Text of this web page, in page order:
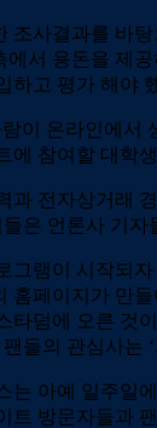
조사결과를 바
서 용돈을 제
하고 평가 해야
이 온라인에서
에 참여할 대학
과 전자상거래
은 언론사 기
그램이 시작되
홈페이지가 만
타덤에 오른 것
들의 관심사는
는 아예 일주일
트 방문자들과